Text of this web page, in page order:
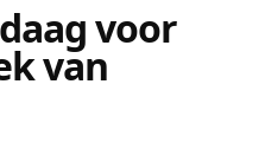
voor
van